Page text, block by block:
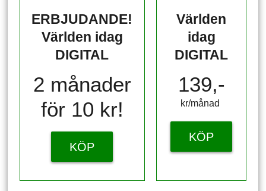
ERBJUDANDE!
Världen idag
DIGITAL
2 månader
för 10 kr!
KÖP
Världen
idag
DIGITAL
139,-
kr/månad ​​​​​​
KÖP